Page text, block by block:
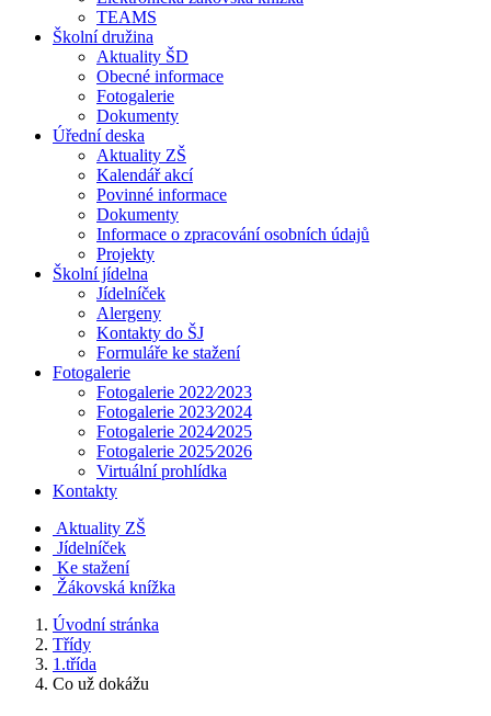
TEAMS
Školní družina
Aktuality ŠD
Obecné informace
Fotogalerie
Dokumenty
Úřední deska
Aktuality ZŠ
Kalendář akcí
Povinné informace
Dokumenty
Informace o zpracování osobních údajů
Projekty
Školní jídelna
Jídelníček
Alergeny
Kontakty do ŠJ
Formuláře ke stažení
Fotogalerie
Fotogalerie 2022⁄2023
Fotogalerie 2023⁄2024
Fotogalerie 2024⁄2025
Fotogalerie 2025⁄2026
Virtuální prohlídka
Kontakty
Aktuality ZŠ
Jídelníček
Ke stažení
Žákovská knížka
Úvodní stránka
Třídy
1.třída
Co už dokážu